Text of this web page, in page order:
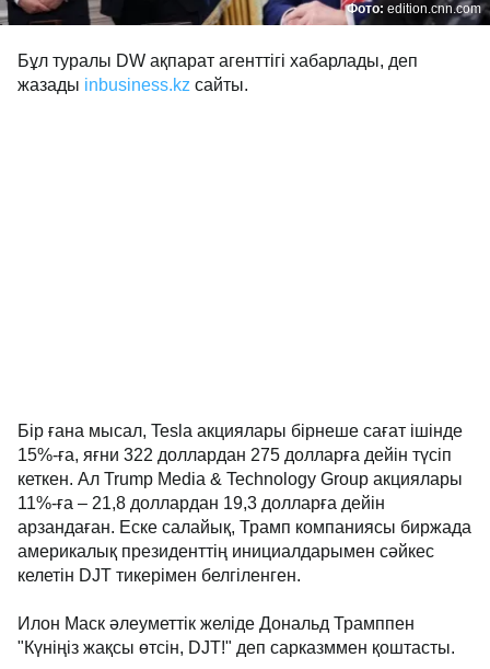
Фото: edition.cnn.com
Бұл туралы DW ақпарат агенттігі хабарлады, деп
жазады inbusiness.kz сайты.
Бір ғана мысал, Tesla акциялары бірнеше сағат ішінде
15%-ға, яғни 322 доллардан 275 долларға дейін түсіп
кеткен. Ал Trump Media & Technology Group акциялары
11%-ға – 21,8 доллардан 19,3 долларға дейін
арзандаған. Еске салайық, Трамп компаниясы биржада
америкалық президенттің инициалдарымен сәйкес
келетін DJT тикерімен белгіленген.
Илон Маск әлеуметтік желіде Дональд Трамппен
"Күніңіз жақсы өтсін, DJT!" деп сарказммен қоштасты.